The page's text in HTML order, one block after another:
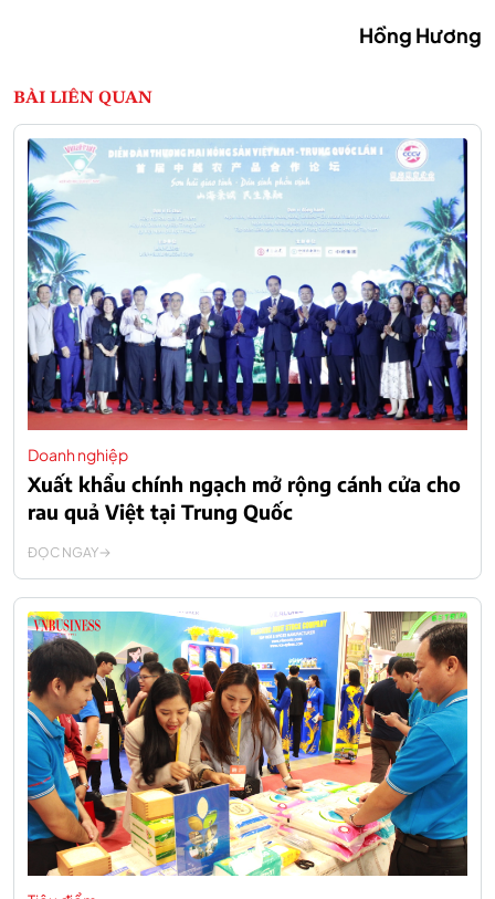
Hồng Hương
BÀI LIÊN QUAN
Doanh nghiệp
Xuất khẩu chính ngạch mở rộng cánh cửa cho
rau quả Việt tại Trung Quốc
ĐỌC NGAY